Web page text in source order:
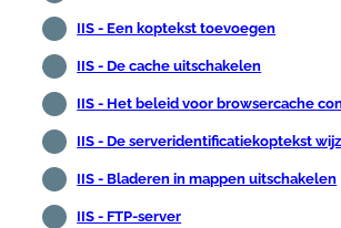
IIS - Een koptekst toevoegen
IIS - De cache uitschakelen
IIS - Het beleid voor browsercache
IIS - De serveridentificatiekoptekst
IIS - Bladeren in mappen uitschakelen
IIS - FTP-server